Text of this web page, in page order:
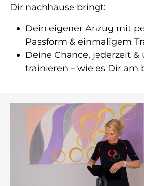
Dir nachhause bringt:
Dein eigener Anzug mit
Passform & einmaligem
Deine Chance, jederzeit &
trainieren – wie es Dir am